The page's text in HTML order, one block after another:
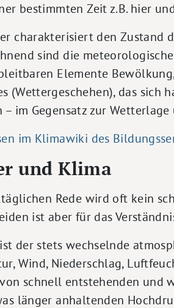
bestimmten Zeit z.B. hier
charakterisiert den Zustand
sind die
Elemente
(Wettergeschehen), das sich
– im Gegensatz zur
im Klimawiki des
und Klima
Rede wird oft kein
ist aber für das
der stets wechselnde
Wind, Niederschlag,
schnell entstehenden und
länger anhaltenden